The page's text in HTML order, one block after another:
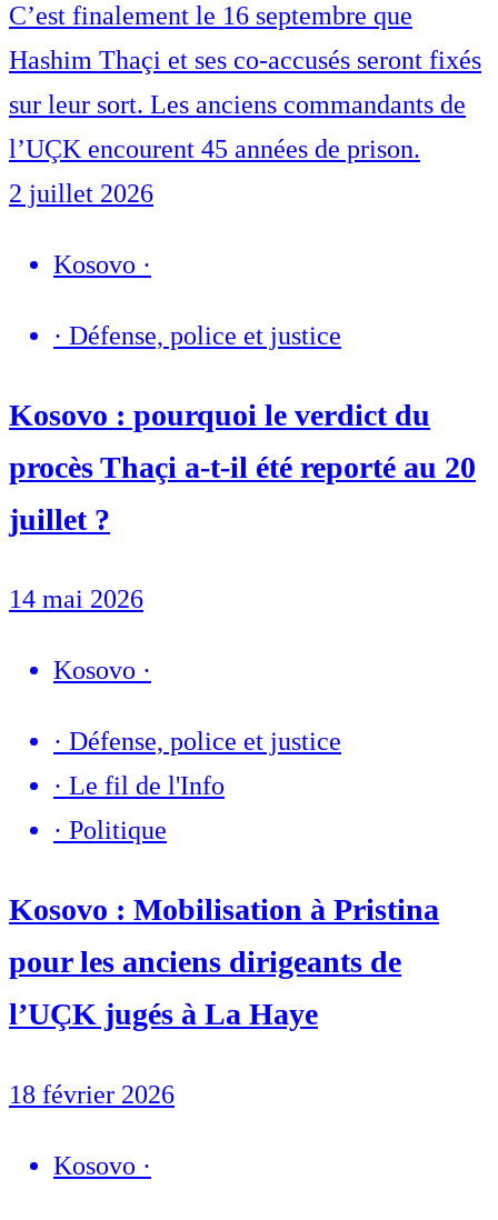
C’est finalement le 16 septembre que
Hashim Thaçi et ses co-accusés seront fixés
sur leur sort. Les anciens commandants de
l’UÇK encourent 45 années de prison.
2 juillet 2026
Kosovo ·
· Défense, police et justice
Kosovo : pourquoi le verdict du
procès Thaçi a-t-il été reporté au 20
juillet ?
14 mai 2026
Kosovo ·
· Défense, police et justice
· Le fil de l'Info
· Politique
Kosovo : Mobilisation à Pristina
pour les anciens dirigeants de
l’UÇK jugés à La Haye
18 février 2026
Kosovo ·